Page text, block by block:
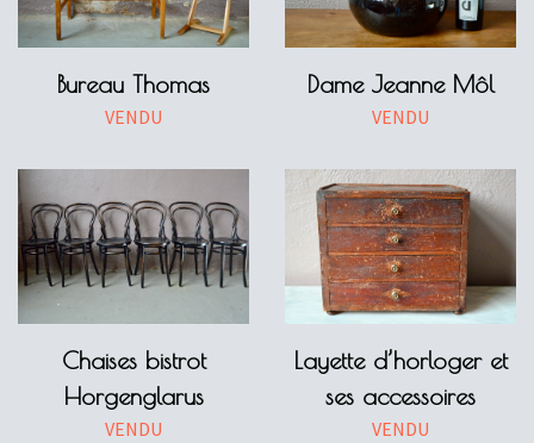
Bureau Thomas
VENDU
Dame Jeanne Môl
VENDU
Chaises bistrot
Horgenglarus
VENDU
Layette d’horloger et
ses accessoires
VENDU